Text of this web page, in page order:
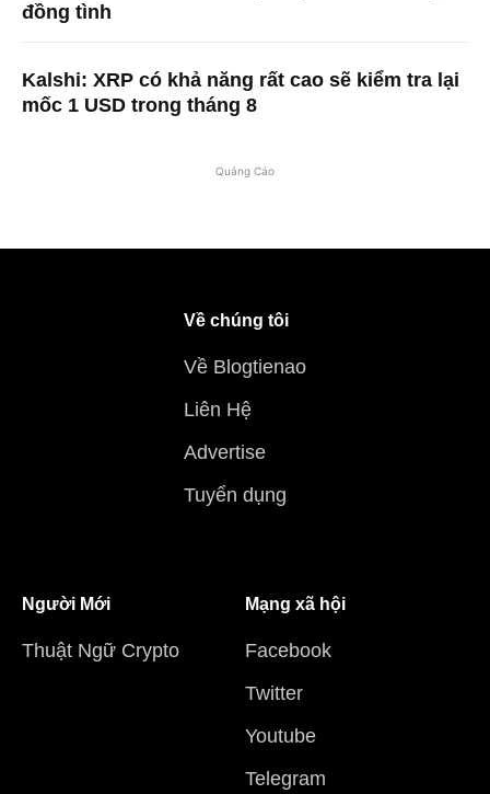
đồng tình
Kalshi: XRP có khả năng rất cao sẽ kiểm tra lại
mốc 1 USD trong tháng 8
Quảng Cáo
Về chúng tôi
Về Blogtienao
Liên Hệ
Advertise
Tuyển dụng
Người Mới
Thuật Ngữ Crypto
Mạng xã hội
Facebook
Twitter
Youtube
Telegram